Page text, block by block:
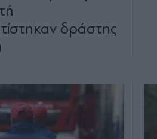
δράστης